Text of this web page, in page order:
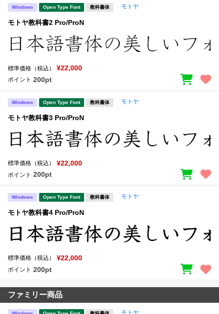
Windows Open Type Font 教科書体 モトヤ
モトヤ教科書2 Pro/ProN
標準価格（税込） ¥22,000
ポイント 200pt
Windows Open Type Font 教科書体 モトヤ
モトヤ教科書3 Pro/ProN
標準価格（税込） ¥22,000
ポイント 200pt
Windows Open Type Font 教科書体 モトヤ
モトヤ教科書4 Pro/ProN
標準価格（税込） ¥22,000
ポイント 200pt
ファミリー商品